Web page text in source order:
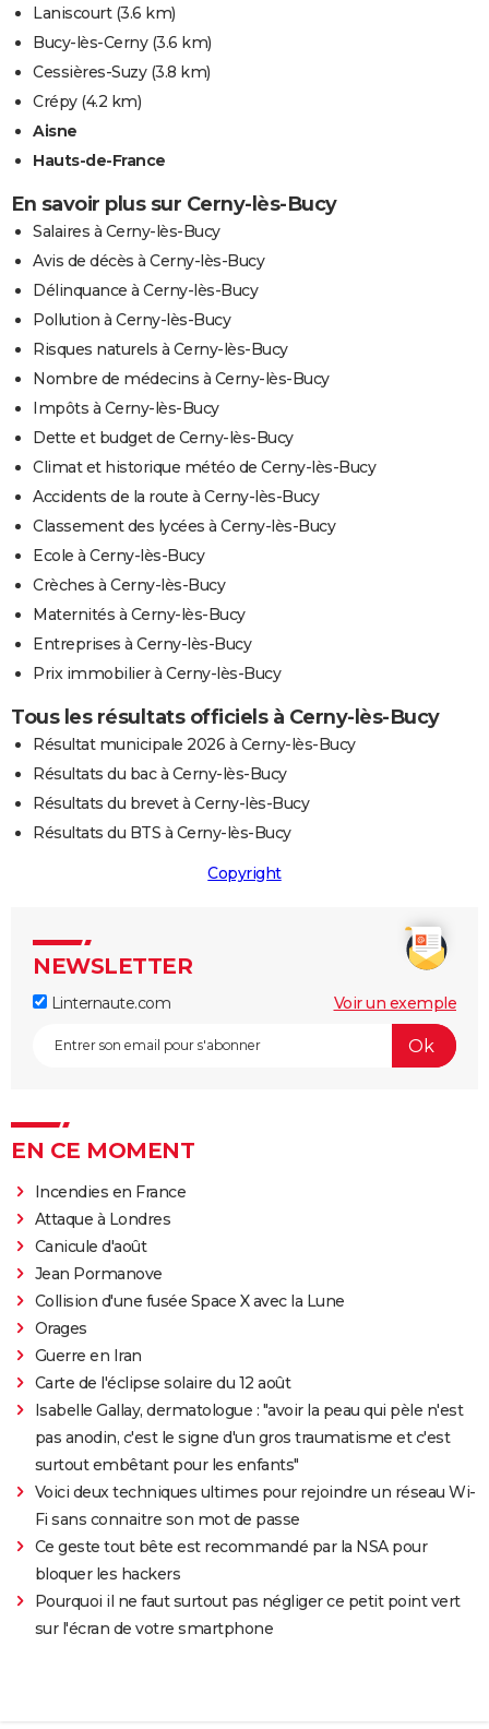
Laniscourt(3.6 km)
Bucy-lès-Cerny(3.6 km)
Cessières-Suzy(3.8 km)
Crépy(4.2 km)
Aisne
Hauts-de-France
En savoir plus sur Cerny-lès-Bucy
Salaires à Cerny-lès-Bucy
Avis de décès à Cerny-lès-Bucy
Délinquance à Cerny-lès-Bucy
Pollution à Cerny-lès-Bucy
Risques naturels à Cerny-lès-Bucy
Nombre de médecins à Cerny-lès-Bucy
Impôts à Cerny-lès-Bucy
Dette et budget de Cerny-lès-Bucy
Climat et historique météo de Cerny-lès-Bucy
Accidents de la route à Cerny-lès-Bucy
Classement des lycées à Cerny-lès-Bucy
Ecole à Cerny-lès-Bucy
Crèches à Cerny-lès-Bucy
Maternités à Cerny-lès-Bucy
Entreprises à Cerny-lès-Bucy
Prix immobilier à Cerny-lès-Bucy
Tous les résultats officiels à Cerny-lès-Bucy
Résultat municipale 2026 à Cerny-lès-Bucy
Résultats du bac à Cerny-lès-Bucy
Résultats du brevet à Cerny-lès-Bucy
Résultats du BTS à Cerny-lès-Bucy
Copyright
NEWSLETTER
Linternaute.com Voir un exemple
EN CE MOMENT
Incendies en France
Attaque à Londres
Canicule d'août
Jean Pormanove
Collision d'une fusée Space X avec la Lune
Orages
Guerre en Iran
Carte de l'éclipse solaire du 12 août
Isabelle Gallay, dermatologue : "avoir la peau qui pèle n'est
pas anodin, c'est le signe d'un gros traumatisme et c'est
surtout embêtant pour les enfants"
Voici deux techniques ultimes pour rejoindre un réseau Wi-
Fi sans connaitre son mot de passe
Ce geste tout bête est recommandé par la NSA pour
bloquer les hackers
Pourquoi il ne faut surtout pas négliger ce petit point vert
sur l'écran de votre smartphone